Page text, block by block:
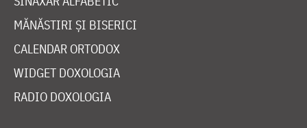
MĂNĂSTIRI ȘI BISERICI
CALENDAR ORTODOX
WIDGET DOXOLOGIA
RADIO DOXOLOGIA